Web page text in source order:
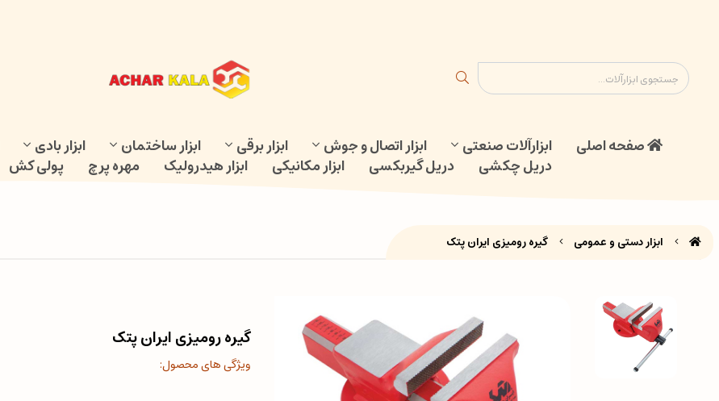
صفحه اصلی ابزارآلات صنعتی ابزار اتصال و جوش ابزار برقی ابزار ساختمان ابزار بادی
دریل چکشی
دریل گیربکسی ابزار مکانیکی ابزار هیدرولیک مهره پرچ پولی کش
ابزار دستی و عمومی گیره رومیزی ایران پتک
گیره رومیزی ایران پتک
ویژگی های محصول: